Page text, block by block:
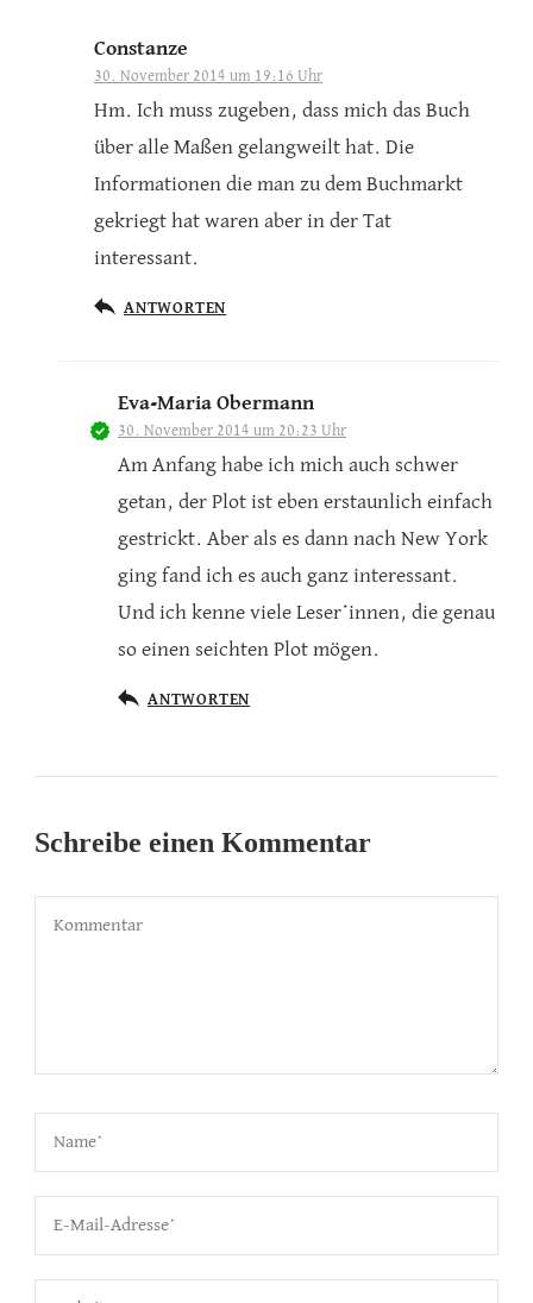
Constanze
30. November 2014 um 19:16 Uhr
Hm. Ich muss zugeben, dass mich das Buch
über alle Maßen gelangweilt hat. Die
Informationen die man zu dem Buchmarkt
gekriegt hat waren aber in der Tat
interessant.
ANTWORTEN
Eva-Maria Obermann
30. November 2014 um 20:23 Uhr
Am Anfang habe ich mich auch schwer
getan, der Plot ist eben erstaunlich einfach
gestrickt. Aber als es dann nach New York
ging fand ich es auch ganz interessant.
Und ich kenne viele Leser*innen, die genau
so einen seichten Plot mögen.
ANTWORTEN
Schreibe einen Kommentar